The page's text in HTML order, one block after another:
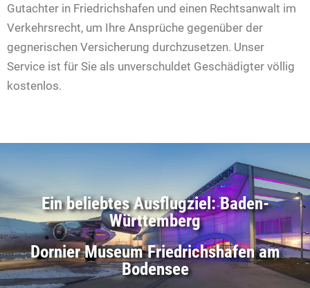
Gutachter in Friedrichshafen und einen Rechtsanwalt im
Verkehrsrecht, um Ihre Ansprüche gegenüber der
gegnerischen Versicherung durchzusetzen. Unser
Service ist für Sie als unverschuldet Geschädigter völlig
kostenlos.
Ein beliebtes Ausflugziel: Baden-
Württemberg
Dornier Museum Friedrichshafen am
Bodensee